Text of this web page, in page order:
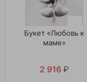
Букет «Любовь к
маме»
2 916 ₽